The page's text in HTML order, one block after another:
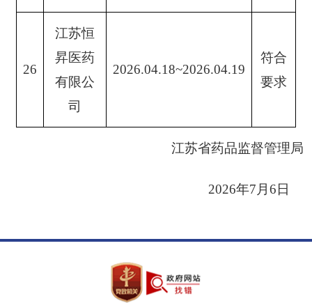
26
江苏恒
昇医药
有限公
司
2026.04.18~2026.04.19
符合
要求
江苏省药品监督管理局
2026年7月6日